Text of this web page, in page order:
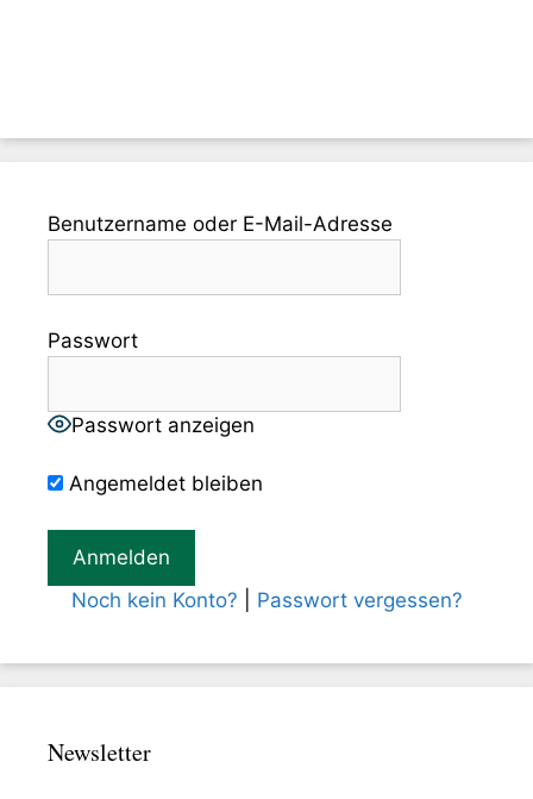
Benutzername oder E-Mail-Adresse
Passwort
Passwort anzeigen
Angemeldet bleiben
Noch kein Konto? Passwort vergessen?
Newsletter